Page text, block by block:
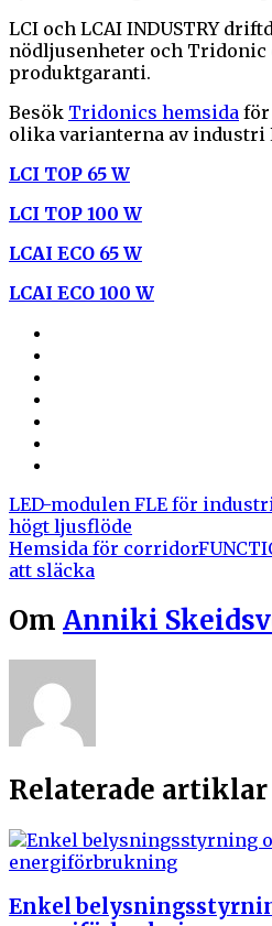
LCI och LCAI INDUSTRY
nödljusenheter och Tridonic
produktgaranti.
Besök Tridonics hemsida för
olika varianterna av industri
LCI TOP 65 W
LCI TOP 100 W
LCAI ECO 65 W
LCAI ECO 100 W
LED-modulen FLE för
högt ljusflöde
Hemsida för
att släcka
Om Anniki
Relaterade artiklar
Enkel